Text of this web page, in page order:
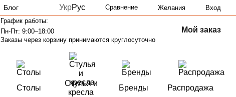
Блог
УкрРус Сравнение Желания Вход
График работы:
Пн-Пт: 9:00–18:00
Заказы через корзину принимаются круглосуточно
Мой заказ
Столы
Стулья и
кресла
Бренды Распродажа